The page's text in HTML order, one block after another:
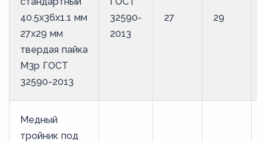
40.5х36х1.1 мм
27х29 мм
твердая пайка
М3р ГОСТ
32590-2013
32590-
2013
27 29
Медный
тройник под